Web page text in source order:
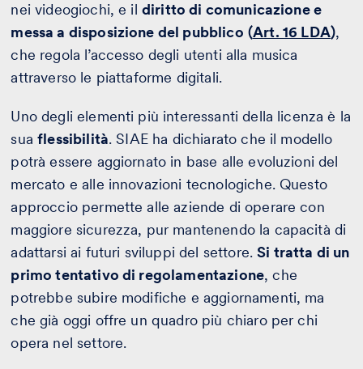
nei videogiochi, e il diritto di comunicazione e
messa a disposizione del pubblico (Art. 16 LDA),
che regola l’accesso degli utenti alla musica
attraverso le piattaforme digitali.
Uno degli elementi più interessanti della licenza è la
suaflessibilità. SIAE ha dichiarato che il modello
potrà essere aggiornato in base alle evoluzioni del
mercato e alle innovazioni tecnologiche. Questo
approccio permette alle aziende di operare con
maggiore sicurezza, pur mantenendo la capacità di
adattarsi ai futuri sviluppi del settore.Si tratta di un
primo tentativo di regolamentazione, che
potrebbe subire modifiche e aggiornamenti, ma
che già oggi offre un quadro più chiaro per chi
opera nel settore.